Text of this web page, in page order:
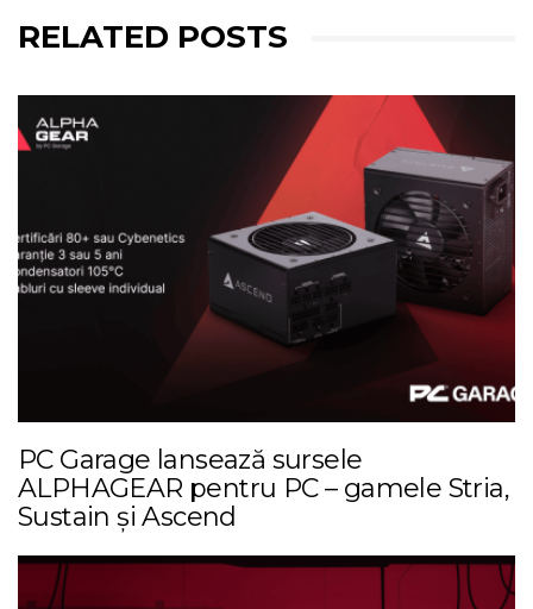
RELATED POSTS
PC Garage lansează sursele
ALPHAGEAR pentru PC – gamele Stria,
Sustain și Ascend